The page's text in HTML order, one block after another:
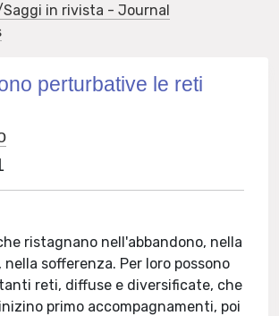
Saggi in rivista - Journal
perturbative le reti
ristagnano nell'abbandono, nella
sofferenza. Per loro possono
reti, diffuse e diversificate, che
primo accompagnamenti, poi